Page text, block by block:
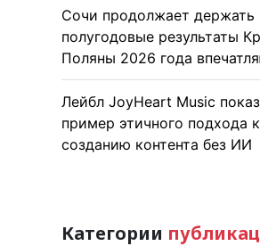
Сочи продолжает держать
полугодовые результаты
Поляны 2026 года
Лейбл JoyHeart Music
пример этичного подхода к
созданию контента без ИИ
Категории